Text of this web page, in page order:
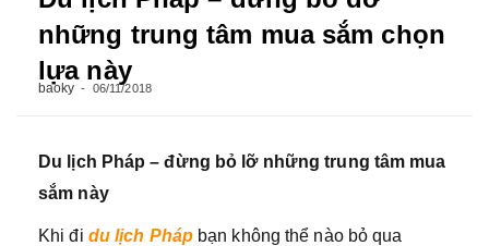
những trung tâm mua sắm chọn
lựa này
baoky 06/11/2018
Du lịch Pháp – đừng bỏ lỡ những trung tâm mua
sắm này
Khi đi du lịch Phápbạn không thể nào bỏ qua